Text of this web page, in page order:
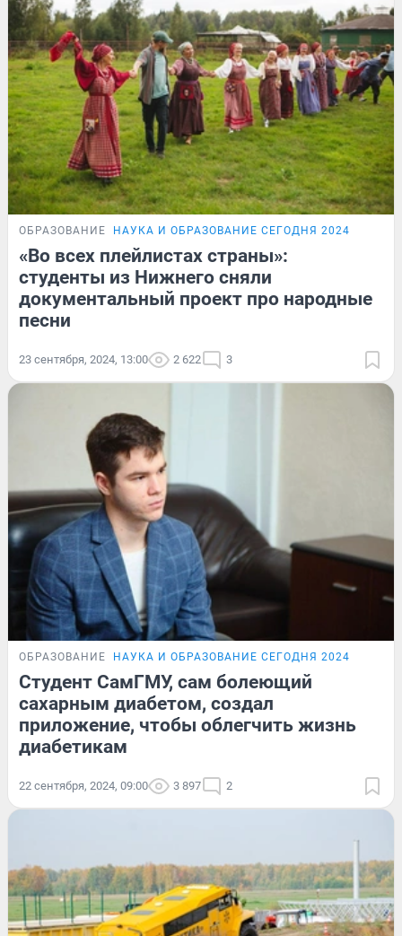
ОБРАЗОВАНИЕ НАУКА И ОБРАЗОВАНИЕ СЕГОДНЯ 2024
«Во всех плейлистах страны»:
студенты из Нижнего сняли
документальный проект про народные
песни
23 сентября, 2024, 13:00 2 622 3
ОБРАЗОВАНИЕ НАУКА И ОБРАЗОВАНИЕ СЕГОДНЯ 2024
Студент СамГМУ, сам болеющий
сахарным диабетом, создал
приложение, чтобы облегчить жизнь
диабетикам
22 сентября, 2024, 09:00 3 897 2